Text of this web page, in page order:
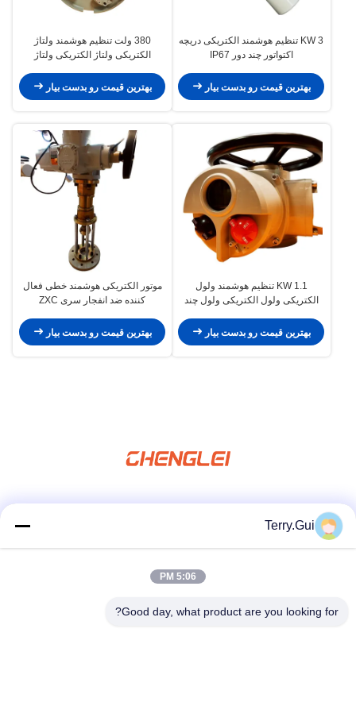
3 KW تنظیم هوشمند الکتریکی دریچه
اکتواتور چند دور IP67
بهترین قیمت رو بدست بیار
380 ولت تنظیم هوشمند ولتاژ
الکتریکی ولتاژ الکتریکی ولتاژ
بهترین قیمت رو بدست بیار
1.1 KW تنظیم هوشمند ولول
الکتریکی ولول الکتریکی ولول چند
بهترین قیمت رو بدست بیار
موتور الکتریکی هوشمند خطی فعال
کننده ضد انفجار سری ZXC
بهترین قیمت رو بدست بیار
Terry.Gui
5:06 PM
Good day, what product are you looking for?